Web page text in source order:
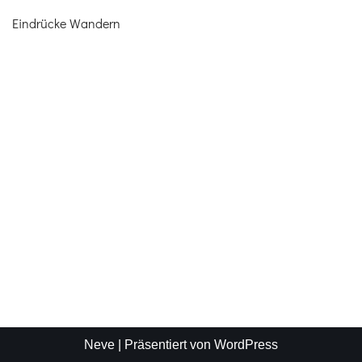
Eindrücke Wandern
Neve | Präsentiert von WordPress